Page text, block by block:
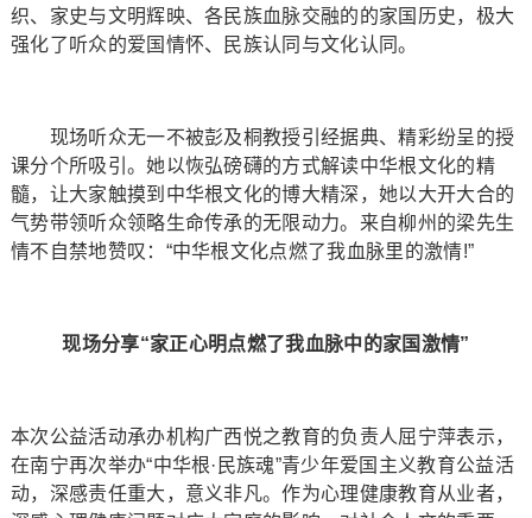
织、家史与文明辉映、各民族血脉交融的的家国历史，极大
强化了听众的爱国情怀、民族认同与文化认同。
现场听众无一不被彭及桐教授引经据典、精彩纷呈的授
课分个所吸引。她以恢弘磅礴的方式解读中华根文化的精
髓，让大家触摸到中华根文化的博大精深，她以大开大合的
气势带领听众领略生命传承的无限动力。来自柳州的梁先生
情不自禁地赞叹：“中华根文化点燃了我血脉里的激情!”
现场分享“家正心明点燃了我血脉中的家国激情”
本次公益活动承办机构广西悦之教育的负责人屈宁萍表示，
在南宁再次举办“中华根·民族魂”青少年爱国主义教育公益活
动，深感责任重大，意义非凡。作为心理健康教育从业者，